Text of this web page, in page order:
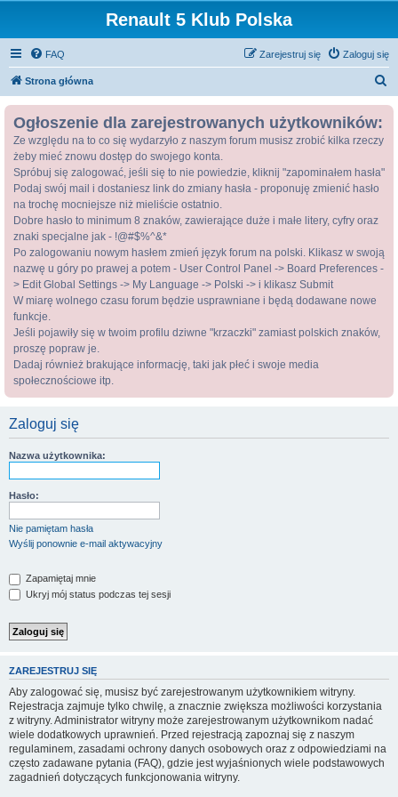
Renault 5 Klub Polska
FAQ Zaloguj się
Zarejestruj się
Strona główna
Ogłoszenie dla zarejestrowanych użytkowników:
Ze względu na to co się wydarzyło z naszym forum musisz zrobić kilka rzeczy
żeby mieć znowu dostęp do swojego konta.
Spróbuj się zalogować, jeśli się to nie powiedzie, kliknij "zapominałem hasła"
Podaj swój mail i dostaniesz link do zmiany hasła - proponuję zmienić hasło
na trochę mocniejsze niż mieliście ostatnio.
Dobre hasło to minimum 8 znaków, zawierające duże i małe litery, cyfry oraz
znaki specjalne jak - !@#$%^&*
Po zalogowaniu nowym hasłem zmień język forum na polski. Klikasz w swoją
nazwę u góry po prawej a potem - User Control Panel -> Board Preferences -
> Edit Global Settings -> My Language -> Polski -> i klikasz Submit
W miarę wolnego czasu forum będzie usprawniane i będą dodawane nowe
funkcje.
Jeśli pojawiły się w twoim profilu dziwne "krzaczki" zamiast polskich znaków,
proszę popraw je.
Dadaj również brakujące informację, taki jak płeć i swoje media
społecznościowe itp.
Zaloguj się
Nazwa użytkownika:
Hasło:
Nie pamiętam hasła
Wyślij ponownie e-mail aktywacyjny
Zapamiętaj mnie
Ukryj mój status podczas tej sesji
ZAREJESTRUJ SIĘ
Aby zalogować się, musisz być zarejestrowanym użytkownikiem witryny.
Rejestracja zajmuje tylko chwilę, a znacznie zwiększa możliwości korzystania
z witryny. Administrator witryny może zarejestrowanym użytkownikom nadać
wiele dodatkowych uprawnień. Przed rejestracją zapoznaj się z naszym
regulaminem, zasadami ochrony danych osobowych oraz z odpowiedziami na
często zadawane pytania (FAQ), gdzie jest wyjaśnionych wiele podstawowych
zagadnień dotyczących funkcjonowania witryny.